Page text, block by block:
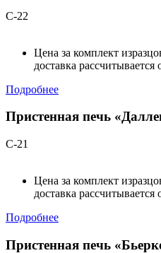
С-22
Цена за комплект
доставка рассчитывается
Подробнее
Пристенная печь
С-21
Цена за комплект
доставка рассчитывается
Подробнее
Пристенная печь